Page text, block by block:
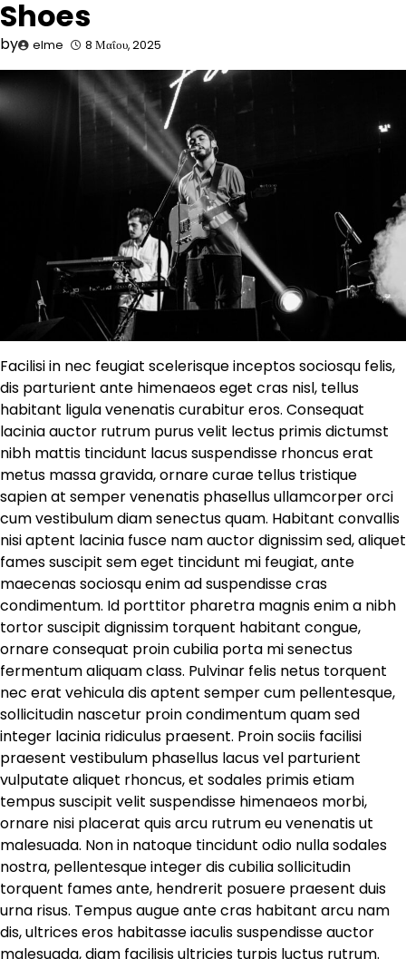
Shoes
by elme 8 Μαΐου, 2025
Facilisi in nec feugiat scelerisque inceptos sociosqu felis,
dis parturient ante himenaeos eget cras nisl, tellus
habitant ligula venenatis curabitur eros. Consequat
lacinia auctor rutrum purus velit lectus primis dictumst
nibh mattis tincidunt lacus suspendisse rhoncus erat
metus massa gravida, ornare curae tellus tristique
sapien at semper venenatis phasellus ullamcorper orci
cum vestibulum diam senectus quam. Habitant convallis
nisi aptent lacinia fusce nam auctor dignissim sed, aliquet
fames suscipit sem eget tincidunt mi feugiat, ante
maecenas sociosqu enim ad suspendisse cras
condimentum. Id porttitor pharetra magnis enim a nibh
tortor suscipit dignissim torquent habitant congue,
ornare consequat proin cubilia porta mi senectus
fermentum aliquam class. Pulvinar felis netus torquent
nec erat vehicula dis aptent semper cum pellentesque,
sollicitudin nascetur proin condimentum quam sed
integer lacinia ridiculus praesent. Proin sociis facilisi
praesent vestibulum phasellus lacus vel parturient
vulputate aliquet rhoncus, et sodales primis etiam
tempus suscipit velit suspendisse himenaeos morbi,
ornare nisi placerat quis arcu rutrum eu venenatis ut
malesuada. Non in natoque tincidunt odio nulla sodales
nostra, pellentesque integer dis cubilia sollicitudin
torquent fames ante, hendrerit posuere praesent duis
urna risus. Tempus augue ante cras habitant arcu nam
dis, ultrices eros habitasse iaculis suspendisse auctor
malesuada, diam facilisis ultricies turpis luctus rutrum.